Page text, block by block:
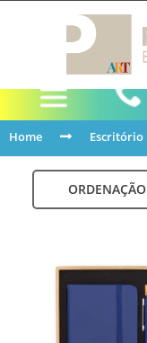
Home Escritório
ORDENAÇÃO